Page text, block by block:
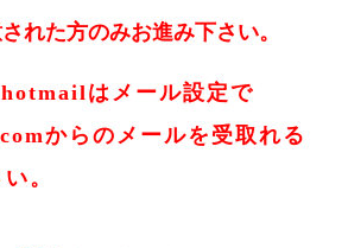
れた方のみお進み下さい。
はメール設定で
からのメールを受取れる
。